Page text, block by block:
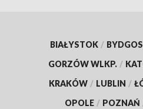
BIAŁYSTOK /
GORZÓW WLKP. /
KRAKÓW / LUBLIN /
OPOLE / POZNAŃ